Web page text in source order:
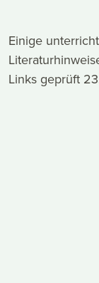
Einige
Links geprüft